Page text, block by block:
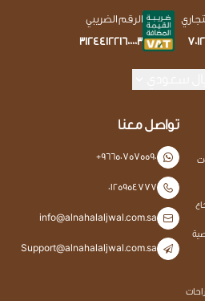
الرقم الضريبي
312441221600003
تواصل معنا
+966507575590
0125954777
info@alnahalaljwal.com.sa
Support@alnahalaljwal.com.sa